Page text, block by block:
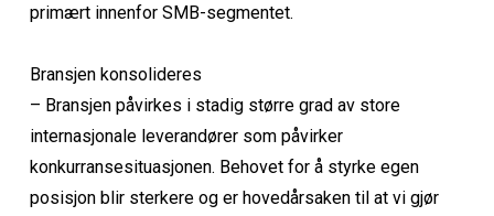
primært innenfor SMB-segmentet.
Bransjen konsolideres
– Bransjen påvirkes i stadig større grad av store
internasjonale leverandører som påvirker
konkurransesituasjonen. Behovet for å styrke egen
posisjon blir sterkere og er hovedårsaken til at vi gjør